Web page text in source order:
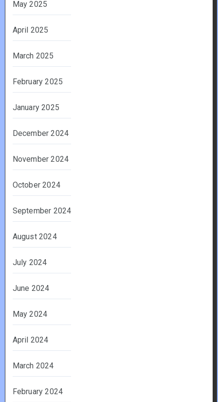
May 2025
April 2025
March 2025
February 2025
January 2025
December 2024
November 2024
October 2024
September 2024
August 2024
July 2024
June 2024
May 2024
April 2024
March 2024
February 2024